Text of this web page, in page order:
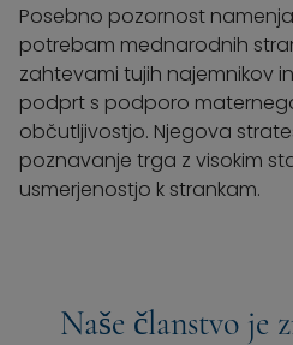
Posebno pozornost
potrebam mednarodnih
zahtevami tujih najemnikov
podprt s podporo
občutljivostjo. Njegova
poznavanje trga z visokim
usmerjenostjo k strankam.
Naše članstvo je